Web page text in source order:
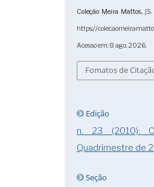
Coleção Meira Mattos, [S.
https://
Acesso em: 8 ago. 2026.
Fomatos de
Edição
n. 23 (2010):
Quadrimestre de
Seção